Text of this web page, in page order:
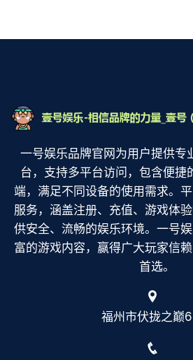
一号娱乐品牌官网为用户提供专
台，支持多平台访问，包含便捷
端，满足不同设备的使用需求。
服务，涵盖注册、充值、游戏体
供安全、流畅的娱乐环境。一号
富的游戏内容，赢得广大玩家信
首选。
福州市伏拢之巅